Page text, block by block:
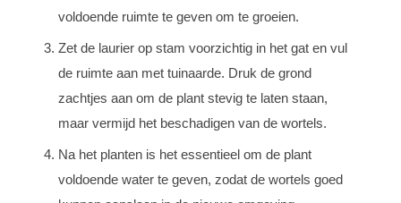
voldoende ruimte te geven om te groeien.
Zet de laurier op stam voorzichtig in het gat en vul
de ruimte aan met tuinaarde. Druk de grond
zachtjes aan om de plant stevig te laten staan,
maar vermijd het beschadigen van de wortels.
Na het planten is het essentieel om de plant
voldoende water te geven, zodat de wortels goed